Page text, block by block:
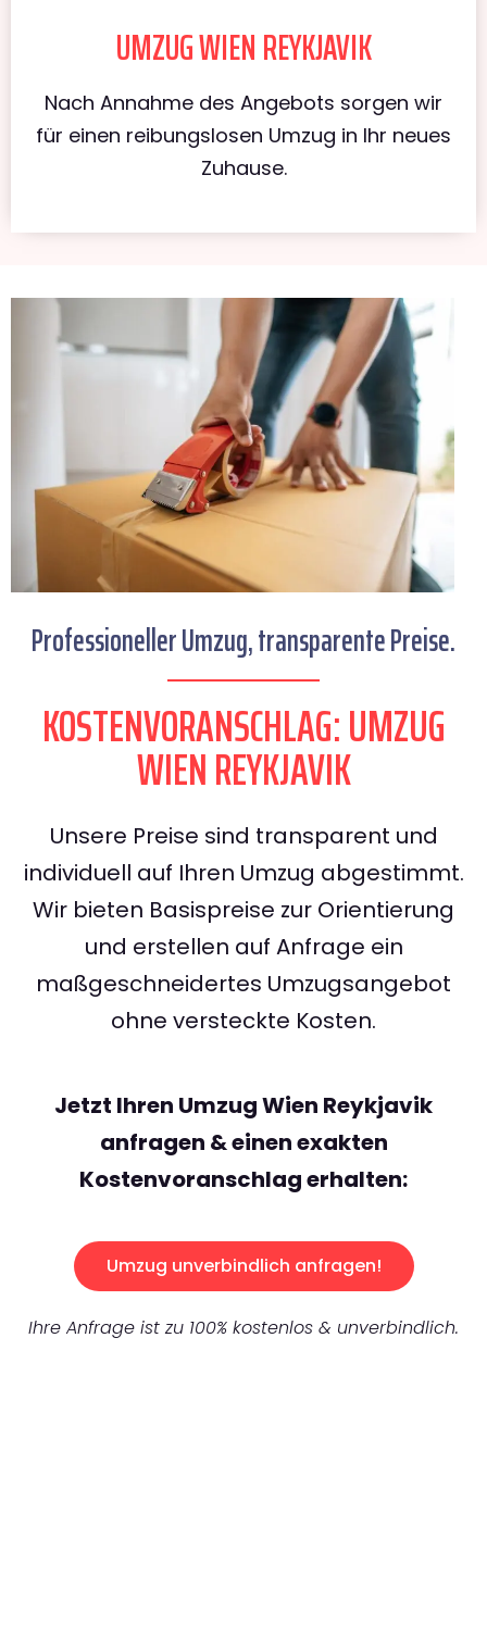
UMZUG WIEN REYKJAVIK
Nach Annahme des Angebots sorgen wir
für einen reibungslosen Umzug in Ihr neues
Zuhause.
Professioneller Umzug, transparente Preise.
KOSTENVORANSCHLAG: UMZUG
WIEN REYKJAVIK
Unsere Preise sind transparent und
individuell auf Ihren Umzug abgestimmt.
Wir bieten Basispreise zur Orientierung
und erstellen auf Anfrage ein
maßgeschneidertes Umzugsangebot
ohne versteckte Kosten.
Jetzt Ihren Umzug Wien Reykjavik
anfragen & einen exakten
Kostenvoranschlag erhalten:
Umzug unverbindlich anfragen!
Ihre Anfrage ist zu 100% kostenlos & unverbindlich.